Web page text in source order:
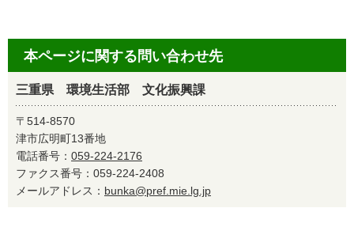
本ページに関する問い合わせ先
三重県 環境生活部 文化振興課
〒514-8570
津市広明町13番地
電話番号： 059-224-2176
ファクス番号：059-224-2408
メールアドレス： bunka@pref.mie.lg.jp